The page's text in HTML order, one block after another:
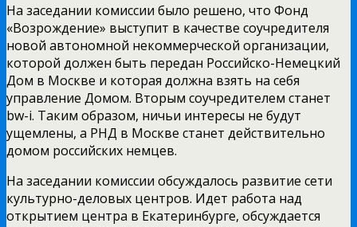
На заседании комиссии было решено, что Фонд
«Возрождение» выступит в качестве соучредителя
новой автономной некоммерческой организации,
которой должен быть передан Российско-Немецкий
Дом в Москве и которая должна взять на себя
управление Домом. Вторым соучредителем станет
bw-i. Таким образом, ничьи интересы не будут
ущемлены, а РНД в Москве станет действительно
домом российских немцев.
На заседании комиссии обсуждалось развитие сети
культурно-деловых центров. Идет работа над
открытием центра в Екатеринбурге, обсуждается